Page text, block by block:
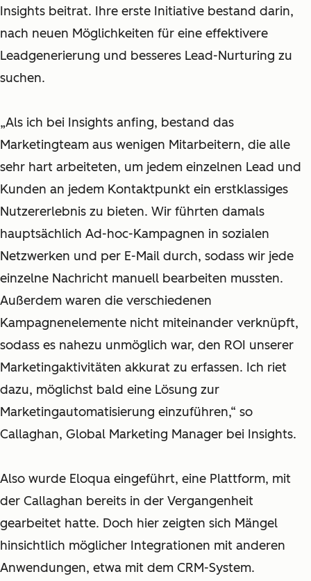
Insights beitrat. Ihre erste Initiative bestand darin,
nach neuen Möglichkeiten für eine effektivere
Leadgenerierung und besseres Lead-Nurturing zu
suchen.
„Als ich bei Insights anfing, bestand das
Marketingteam aus wenigen Mitarbeitern, die alle
sehr hart arbeiteten, um jedem einzelnen Lead und
Kunden an jedem Kontaktpunkt ein erstklassiges
Nutzererlebnis zu bieten. Wir führten damals
hauptsächlich Ad-hoc-Kampagnen in sozialen
Netzwerken und per E-Mail durch, sodass wir jede
einzelne Nachricht manuell bearbeiten mussten.
Außerdem waren die verschiedenen
Kampagnenelemente nicht miteinander verknüpft,
sodass es nahezu unmöglich war, den ROI unserer
Marketingaktivitäten akkurat zu erfassen. Ich riet
dazu, möglichst bald eine Lösung zur
Marketingautomatisierung einzuführen,“ so
Callaghan, Global Marketing Manager bei Insights.
Also wurde Eloqua eingeführt, eine Plattform, mit
der Callaghan bereits in der Vergangenheit
gearbeitet hatte. Doch hier zeigten sich Mängel
hinsichtlich möglicher Integrationen mit anderen
Anwendungen, etwa mit dem CRM-System.